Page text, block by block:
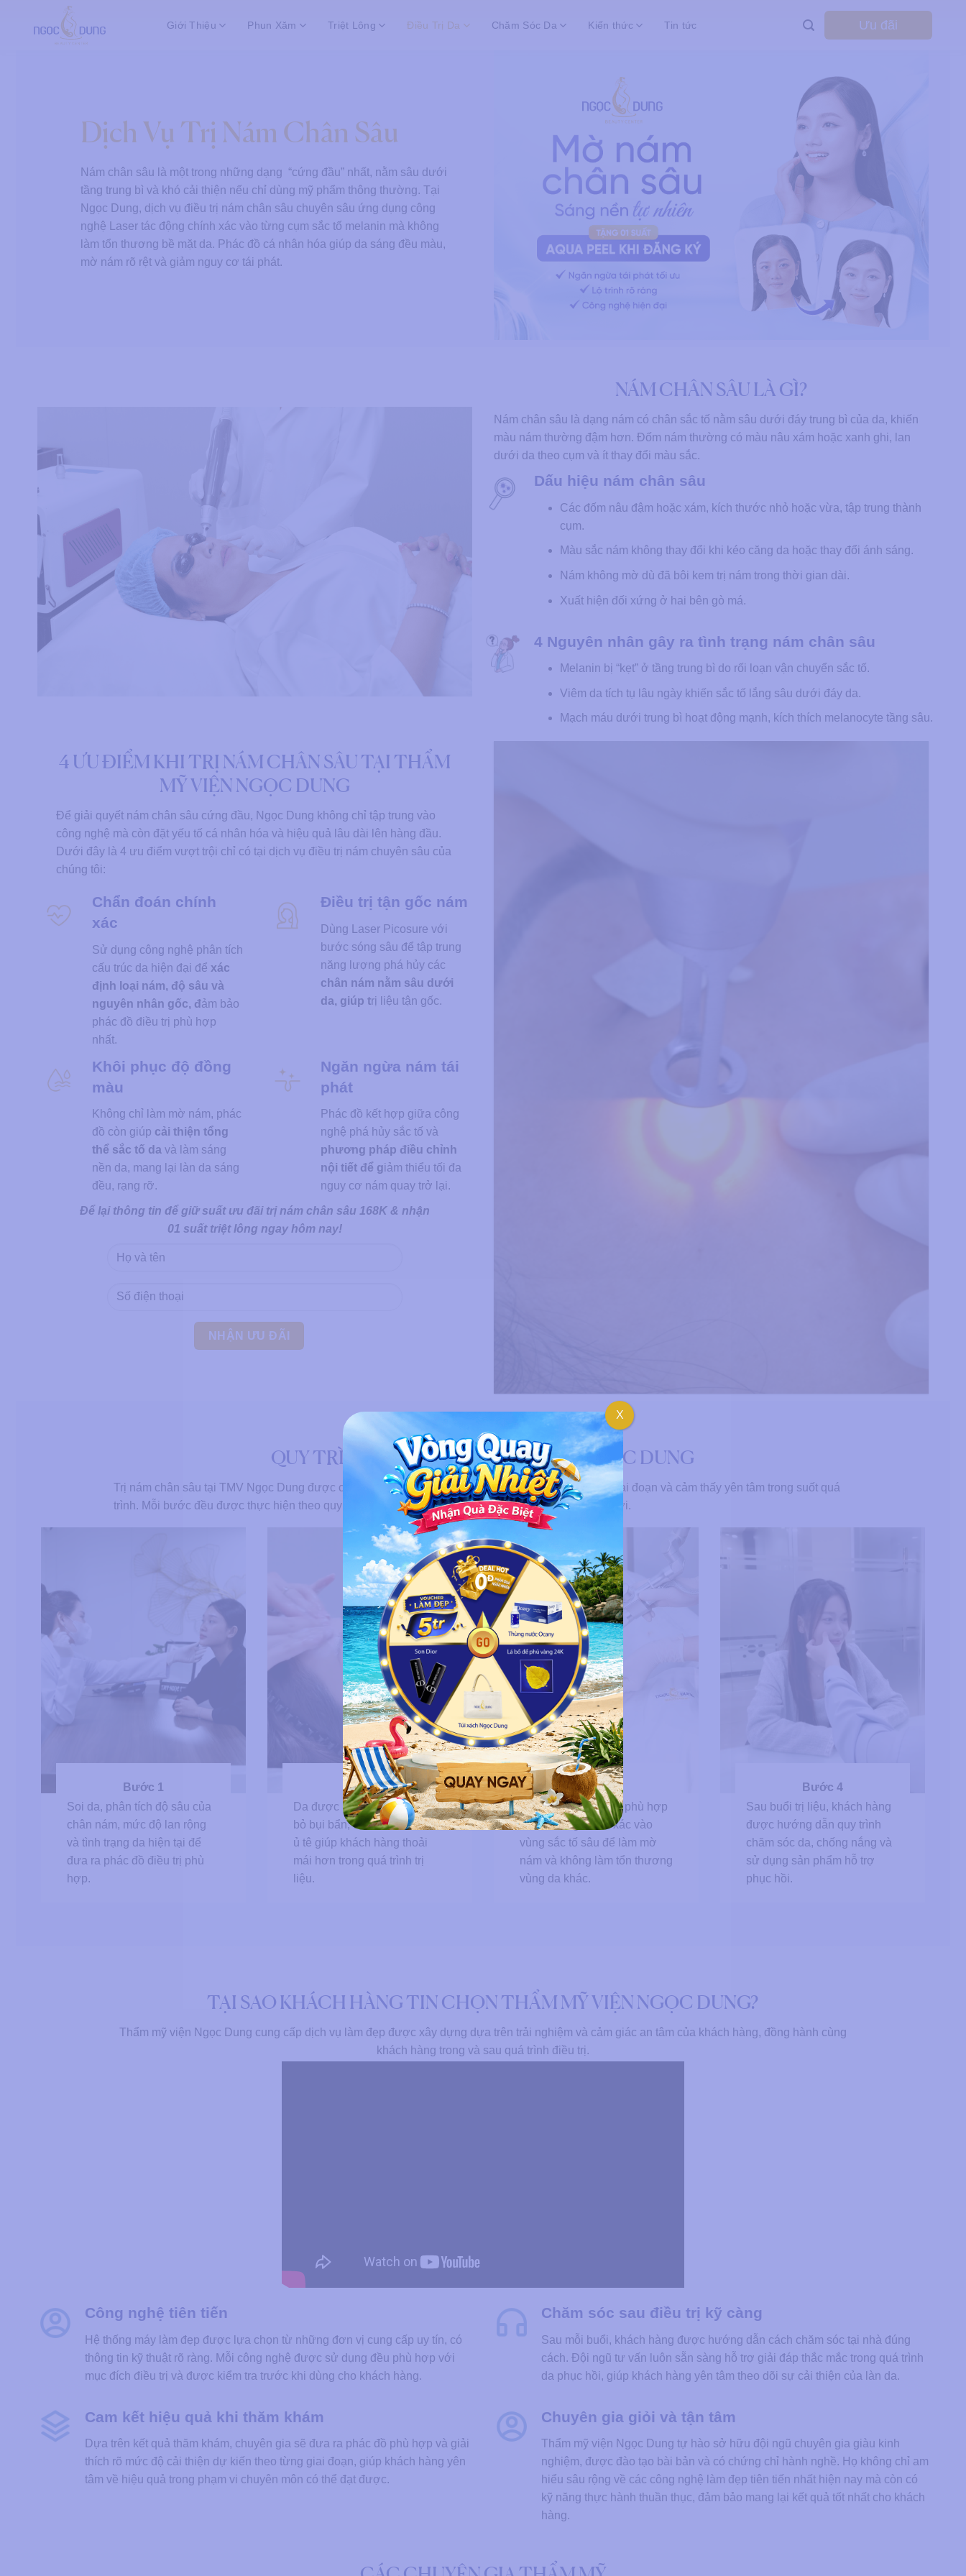
Giới Thiệu Phun Xăm Triệt Lông Điều Trị Da Chăm Sóc Da Kiến thức Tin tức Ưu đãi
Dịch Vụ Trị Nám Chân Sâu
Nám chân sâu là một trong những dạng “cứng đầu” nhất, nằm sâu dưới
tầng trung bì và khó cải thiện nếu chỉ dùng mỹ phẩm thông thường. Tại
Ngọc Dung, dịch vụ điều trị nám chân sâu chuyên sâu ứng dụng công
nghệ Laser tác động chính xác vào từng cụm sắc tố melanin mà không
làm tổn thương bề mặt da. Phác đồ cá nhân hóa giúp da sáng đều màu,
mờ nám rõ rệt và giảm nguy cơ tái phát.
NÁM CHÂN SÂU LÀ GÌ?
Nám chân sâu là dạng nám có chân sắc tố nằm sâu dưới đáy trung bì của da, khiến
màu nám thường đậm hơn. Đốm nám thường có màu nâu xám hoặc xanh ghi, lan
dưới da theo cụm và ít thay đổi màu sắc.
Dấu hiệu nám chân sâu
Các đốm nâu đậm hoặc xám, kích thước nhỏ hoặc vừa, tập trung thành
cụm.
Màu sắc nám không thay đổi khi kéo căng da hoặc thay đổi ánh sáng.
Nám không mờ dù đã bôi kem trị nám trong thời gian dài.
Xuất hiện đối xứng ở hai bên gò má.
4 Nguyên nhân gây ra tình trạng nám chân sâu
Melanin bị “kẹt” ở tầng trung bì do rối loạn vận chuyển sắc tố.
Viêm da tích tụ lâu ngày khiến sắc tố lắng sâu dưới đáy da.
Mạch máu dưới trung bì hoạt động mạnh, kích thích melanocyte tầng sâu.
4 ƯU ĐIỂM KHI TRỊ NÁM CHÂN SÂU TẠI THẨM
MỸ VIỆN NGỌC DUNG
Để giải quyết nám chân sâu cứng đầu, Ngọc Dung không chỉ tập trung vào
công nghệ mà còn đặt yếu tố cá nhân hóa và hiệu quả lâu dài lên hàng đầu.
Dưới đây là 4 ưu điểm vượt trội chỉ có tại dịch vụ điều trị nám chuyên sâu của
chúng tôi:
Chẩn đoán chính
xác
Sử dụng công nghệ phân tích
cấu trúc da hiện đại để xác
định loại nám, độ sâu và
nguyên nhân gốc, đảm bảo
phác đồ điều trị phù hợp
nhất.
Điều trị tận gốc nám
Dùng Laser Picosure với
bước sóng sâu để tập trung
năng lượng phá hủy các
chân nám nằm sâu dưới
da, giúp trị liệu tận gốc.
Khôi phục độ đồng
màu
Không chỉ làm mờ nám, phác
đồ còn giúp cải thiện tổng
thể sắc tố da và làm sáng
nền da, mang lại làn da sáng
đều, rạng rỡ.
Ngăn ngừa nám tái
phát
Phác đồ kết hợp giữa công
nghệ phá hủy sắc tố và
phương pháp điều chỉnh
nội tiết để giảm thiểu tối đa
nguy cơ nám quay trở lại.
Để lại thông tin để giữ suất ưu đãi trị nám chân sâu 168K & nhận
01 suất triệt lông ngay hôm nay!
QUY TRÌNH TRỊ NÁM CHÂN SÂU TẠI NGỌC DUNG
Trị nám chân sâu tại TMV Ngọc Dung được có 4 bước rõ ràng để đảm bảo khách hàng hiểu từng giai đoạn và cảm thấy yên tâm trong suốt quá
trình. Mỗi bước đều được thực hiện theo quy trình chuẩn, phù hợp với tình trạng nám của từng người.
Bước 1
Soi da, phân tích độ sâu của
chân nám, mức độ lan rộng
và tình trạng da hiện tại để
đưa ra phác đồ điều trị phù
hợp.
Bước 2
Da được làm sạch kỹ để loại
bỏ bụi bẩn, dầu thừa, sau đó
ủ tê giúp khách hàng thoải
mái hơn trong quá trình trị
liệu.
Bước 3
Đi Laser bước sóng phù hợp
để tác động chính xác vào
vùng sắc tố sâu để làm mờ
nám và không làm tổn thương
vùng da khác.
Bước 4
Sau buổi trị liệu, khách hàng
được hướng dẫn quy trình
chăm sóc da, chống nắng và
sử dụng sản phẩm hỗ trợ
phục hồi.
TẠI SAO KHÁCH HÀNG TIN CHỌN THẨM MỸ VIỆN NGỌC DUNG?
Thẩm mỹ viện Ngọc Dung cung cấp dịch vụ làm đẹp được xây dựng dựa trên trải nghiệm và cảm giác an tâm của khách hàng, đồng hành cùng
khách hàng trong và sau quá trình điều trị.
Công nghệ tiên tiến
Hệ thống máy làm đẹp được lựa chọn từ những đơn vị cung cấp uy tín, có
thông tin kỹ thuật rõ ràng. Mỗi công nghệ được sử dụng đều phù hợp với
mục đích điều trị và được kiểm tra trước khi dùng cho khách hàng.
Cam kết hiệu quả khi thăm khám
Dựa trên kết quả thăm khám, chuyên gia sẽ đưa ra phác đồ phù hợp và giải
thích rõ mức độ cải thiện dự kiến theo từng giai đoạn, giúp khách hàng yên
tâm về hiệu quả trong phạm vi chuyên môn có thể đạt được.
Chăm sóc sau điều trị kỹ càng
Sau mỗi buổi, khách hàng được hướng dẫn cách chăm sóc tại nhà đúng
cách. Đội ngũ tư vấn luôn sẵn sàng hỗ trợ giải đáp thắc mắc trong quá trình
da phục hồi, giúp khách hàng yên tâm theo dõi sự cải thiện của làn da.
Chuyên gia giỏi và tận tâm
Thẩm mỹ viện Ngọc Dung tự hào sở hữu đội ngũ chuyên gia giàu kinh
nghiệm, được đào tạo bài bản và có chứng chỉ hành nghề. Họ không chỉ am
hiểu sâu rộng về các công nghệ làm đẹp tiên tiến nhất hiện nay mà còn có
kỹ năng thực hành thuần thục, đảm bảo mang lại kết quả tốt nhất cho khách
hàng.
X